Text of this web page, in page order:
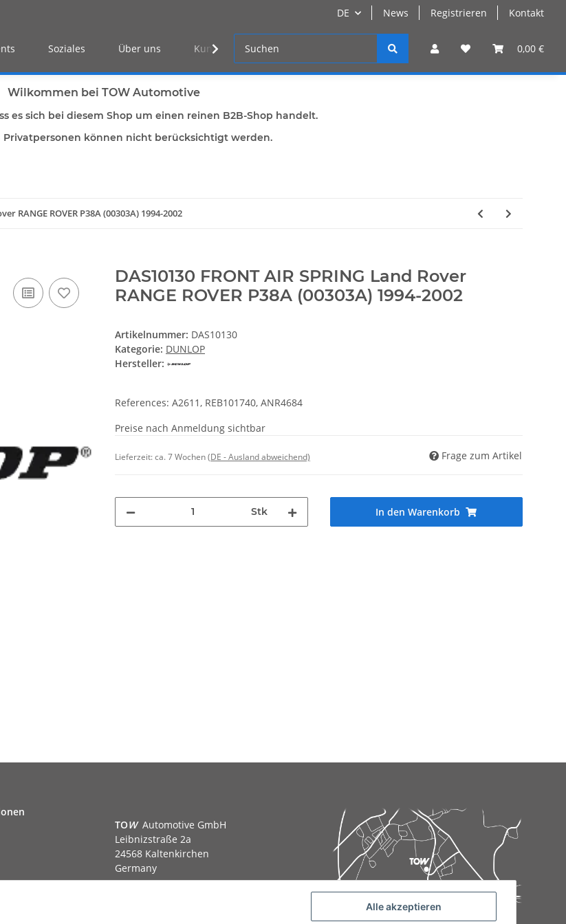
DE News Registrieren Kontakt
0,00 €
Soziales Über uns Kunden Log-in
Wilkommen bei TOW Automotive
es sich bei diesem Shop um einen reinen B2B-Shop handelt.
Privatpersonen können nicht berücksichtigt werden.
RANGE ROVER P38A (00303A) 1994-2002
DAS10130 FRONT AIR SPRING Land Rover
RANGE ROVER P38A (00303A) 1994-2002
Artikelnummer: DAS10130
Kategorie: DUNLOP
Hersteller:
References: A2611, REB101740, ANR4684
Preise nach Anmeldung sichtbar
Lieferzeit:ca. 7 Wochen(DE - Ausland abweichend) Frage zum Artikel
Stk In den Warenkorb
TOW Automotive GmbH
Leibnizstraße 2a
24568 Kaltenkirchen
Germany
Alle akzeptieren